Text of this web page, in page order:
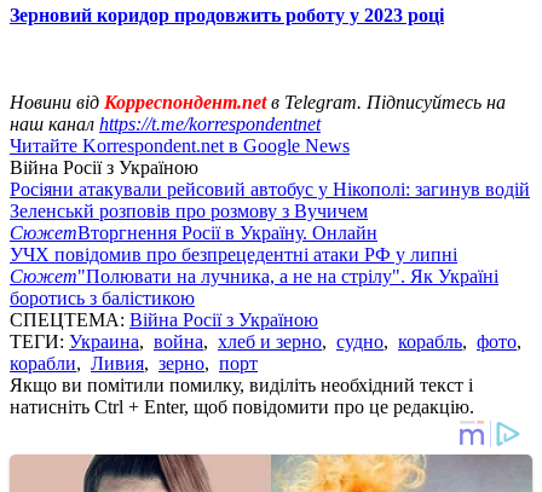
Зерновий коридор продовжить роботу у 2023 році
Новини від Корреспондент.netв Telegram. Підписуйтесь на
наш канал https://t.me/korrespondentnet
Читайте Korrespondent.net в Google News
Війна Росії з Україною
Росіяни атакували рейсовий автобус у Нікополі: загинув водій
Зеленськй розповів про розмову з Вучичем
СюжетВторгнення Росії в Україну. Онлайн
УЧХ повідомив про безпрецедентні атаки РФ у липні
Сюжет"Полювати на лучника, а не на стрілу". Як Україні
боротись з балістикою
СПЕЦТЕМА: Війна Росії з Україною
ТЕГИ: Украина, война, хлеб и зерно, судно, корабль, фото,
корабли, Ливия, зерно, порт
Якщо ви помітили помилку, виділіть необхідний текст і
натисніть Ctrl + Enter, щоб повідомити про це редакцію.